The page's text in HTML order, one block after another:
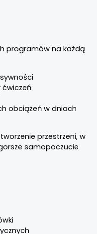
programów na każdą
ćwiczeń
obciążeń w dniach
przestrzeni, w
samopoczucie